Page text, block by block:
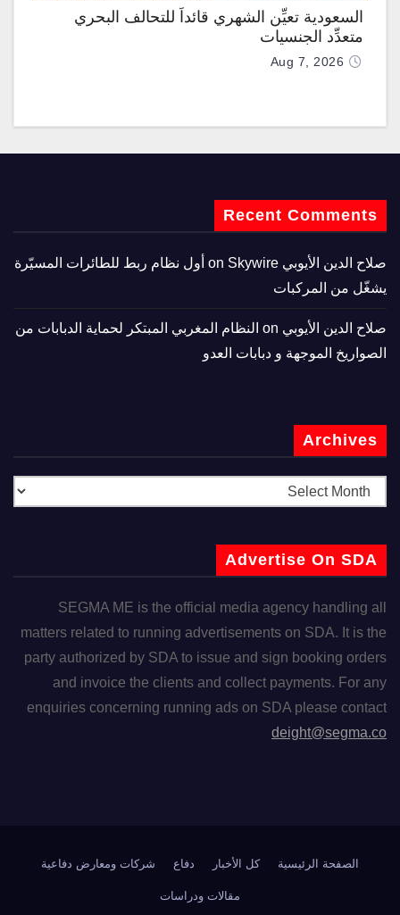
السعودية تعيِّن الشهري قائداً للتحالف البحري
متعدِّد الجنسيات
Aug 7, 2026
Recent Comments
صلاح الدين الأيوبي
Skywire أول نظام ربط للطائرات المسيّرة
يشغّل من المركبات
صلاح الدين الأيوبي
النظام المغربي المبتكر لحماية الدبابات من
الصواريخ الموجهة و دبابات العدو
Archives
Advertise On SDA
SEGMA ME is the official media agency handling all
matters related to running advertisements on SDA. It is the
party authorized by SDA to issue and sign booking orders
and invoice the clients and collect payments. For any
enquiries concerning running ads on SDA please contact
deight@segma.co
الصفحة الرئيسية كل الأخبار دفاع شركات ومعارض دفاعية
مقالات ودراسات